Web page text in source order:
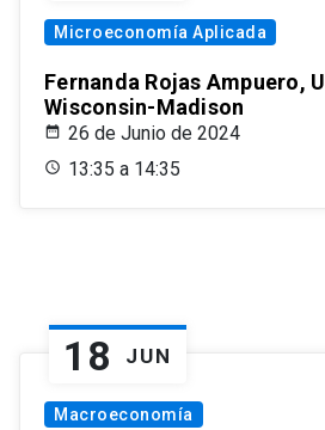
Microeconomía Aplicada
Fernanda Rojas Ampuero,
Wisconsin-Madison
26 de Junio de 2024
13:35 a 14:35
18 JUN
Macroeconomía